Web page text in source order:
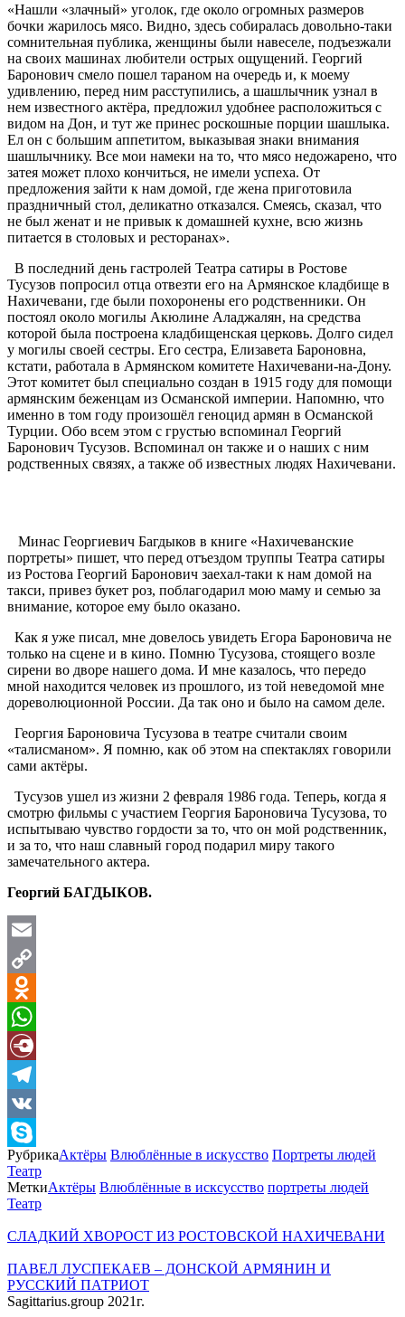
«Нашли «злачный» уголок, где около огромных размеров
бочки жарилось мясо. Видно, здесь собиралась довольно-таки
сомнительная публика, женщины были навеселе, подъезжали
на своих машинах любители острых ощущений. Георгий
Баронович смело пошел тараном на очередь и, к моему
удивлению, перед ним расступились, а шашлычник узнал в
нем известного актёра, предложил удобнее расположиться с
видом на Дон, и тут же принес роскошные порции шашлыка.
Ел он с большим аппетитом, выказывая знаки внимания
шашлычнику. Все мои намеки на то, что мясо недожарено, что
затея может плохо кончиться, не имели успеха. От
предложения зайти к нам домой, где жена приготовила
праздничный стол, деликатно отказался. Смеясь, сказал, что
не был женат и не привык к домашней кухне, всю жизнь
питается в столовых и ресторанах».
В последний день гастролей Театра сатиры в Ростове
Тусузов попросил отца отвезти его на Армянское кладбище в
Нахичевани, где были похоронены его родственники. Он
постоял около могилы Акюлине Аладжалян, на средства
которой была построена кладбищенская церковь. Долго сидел
у могилы своей сестры. Его сестра, Елизавета Бароновна,
кстати, работала в Армянском комитете Нахичевани-на-Дону.
Этот комитет был специально создан в 1915 году для помощи
армянским беженцам из Османской империи. Напомню, что
именно в том году произошёл геноцид армян в Османской
Турции. Обо всем этом с грустью вспоминал Георгий
Баронович Тусузов. Вспоминал он также и о наших с ним
родственных связях, а также об известных людях Нахичевани.
Минас Георгиевич Багдыков в книге «Нахичеванские
портреты» пишет, что перед отъездом труппы Театра сатиры
из Ростова Георгий Баронович заехал-таки к нам домой на
такси, привез букет роз, поблагодарил мою маму и семью за
внимание, которое ему было оказано.
Как я уже писал, мне довелось увидеть Егора Бароновича не
только на сцене и в кино. Помню Тусузова, стоящего возле
сирени во дворе нашего дома. И мне казалось, что передо
мной находится человек из прошлого, из той неведомой мне
дореволюционной России. Да так оно и было на самом деле.
Георгия Бароновича Тусузова в театре считали своим
«талисманом». Я помню, как об этом на спектаклях говорили
сами актёры.
Тусузов ушел из жизни 2 февраля 1986 года. Теперь, когда я
смотрю фильмы с участием Георгия Бароновича Тусузова, то
испытываю чувство гордости за то, что он мой родственник,
и за то, что наш славный город подарил миру такого
замечательного актера.
Георгий БАГДЫКОВ.
Email
Copy
Link
Odnoklassniki
WhatsApp
Diary.Ru
Telegram
VK
Skype
РубрикаАктёры Влюблённые в искусство Портреты людей
Театр
МеткиАктёры Влюблённые в исксусство портреты людей
Театр
СЛАДКИЙ ХВОРОСТ ИЗ РОСТОВСКОЙ НАХИЧЕВАНИ
ПАВЕЛ ЛУСПЕКАЕВ – ДОНСКОЙ АРМЯНИН И
РУССКИЙ ПАТРИОТ
Sagittarius.group 2021г.